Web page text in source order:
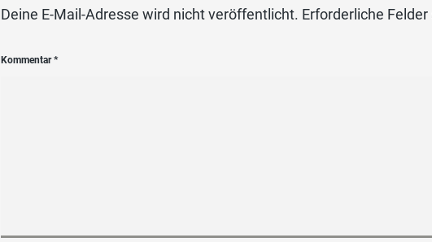
Deine E-Mail-Adresse wird nicht veröffentlicht. Erforderliche
Kommentar*